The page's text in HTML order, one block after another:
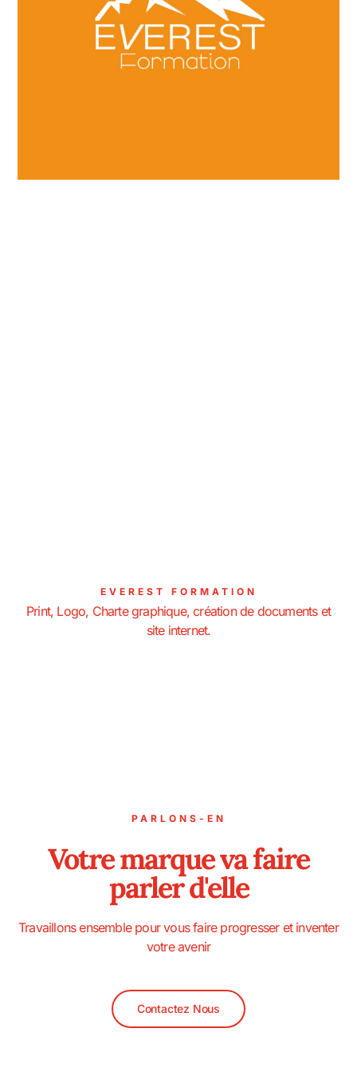
EVEREST FORMATION
Print, Logo, Charte graphique, création de documents et
site internet.
PARLONS-EN
Votre marque va faire
parler d'elle
Travaillons ensemble pour vous faire progresser et inventer
votre avenir
Contactez Nous